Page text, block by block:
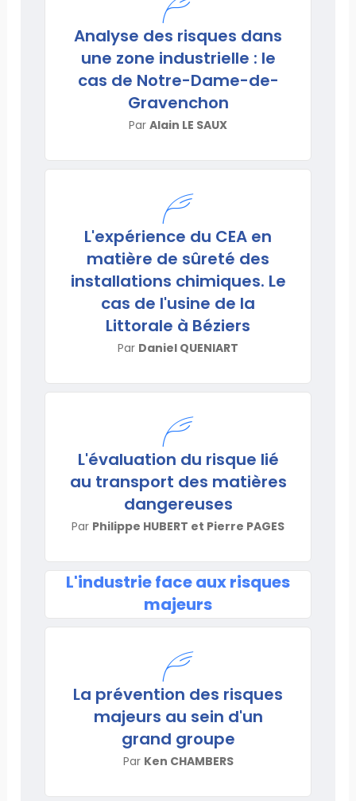
Analyse des risques dans
une zone industrielle : le
cas de Notre-Dame-de-
Gravenchon
Par Alain LE SAUX
L'expérience du CEA en
matière de sûreté des
installations chimiques. Le
cas de l'usine de la
Littorale à Béziers
Par Daniel QUENIART
L'évaluation du risque lié
au transport des matières
dangereuses
Par Philippe HUBERT et Pierre PAGES
L'industrie face aux risques
majeurs
La prévention des risques
majeurs au sein d'un
grand groupe
Par Ken CHAMBERS